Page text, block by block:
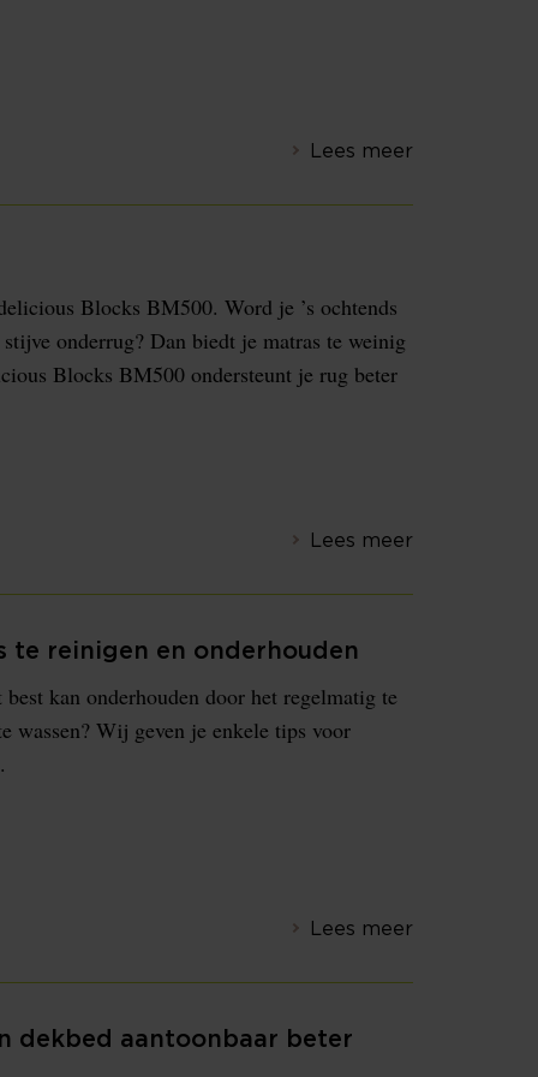
Lees meer
Blocks BM500. Word je ’s ochtends
onderrug? Dan biedt je matras te weinig
Blocks BM500 ondersteunt je rug beter
Lees meer
te reinigen en onderhouden
kan onderhouden door het regelmatig te
wassen? Wij geven je enkele tips voor
Lees meer
dekbed aantoonbaar beter